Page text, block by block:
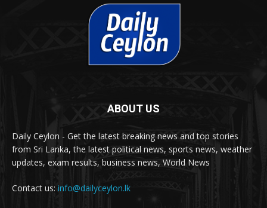
ABOUT US
Daily Ceylon - Get the latest breaking news and top stories
from Sri Lanka, the latest political news, sports news, weather
updates, exam results, business news, World News
Contact us: info@dailyceylon.lk